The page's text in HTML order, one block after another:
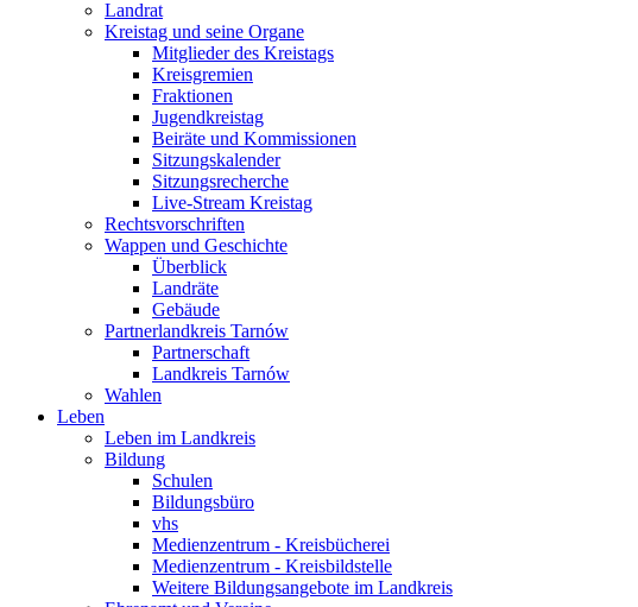
Landrat
Kreistag und seine Organe
Mitglieder des Kreistags
Kreisgremien
Fraktionen
Jugendkreistag
Beiräte und Kommissionen
Sitzungskalender
Sitzungsrecherche
Live-Stream Kreistag
Rechtsvorschriften
Wappen und Geschichte
Überblick
Landräte
Gebäude
Partnerlandkreis Tarnów
Partnerschaft
Landkreis Tarnów
Wahlen
Leben
Leben im Landkreis
Bildung
Schulen
Bildungsbüro
vhs
Medienzentrum - Kreisbücherei
Medienzentrum - Kreisbildstelle
Weitere Bildungsangebote im Landkreis